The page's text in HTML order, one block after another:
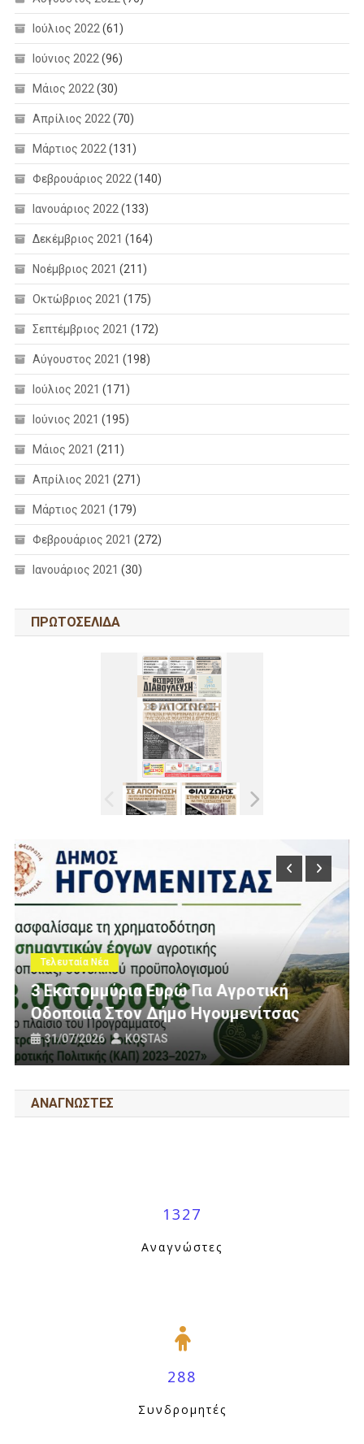
Ιούλιος 2022 (61)
Ιούνιος 2022 (96)
Μάιος 2022 (30)
Απρίλιος 2022 (70)
Μάρτιος 2022 (131)
Φεβρουάριος 2022 (140)
Ιανουάριος 2022 (133)
Δεκέμβριος 2021 (164)
Νοέμβριος 2021 (211)
Οκτώβριος 2021 (175)
Σεπτέμβριος 2021 (172)
Αύγουστος 2021 (198)
Ιούλιος 2021 (171)
Ιούνιος 2021 (195)
Μάιος 2021 (211)
Απρίλιος 2021 (271)
Μάρτιος 2021 (179)
Φεβρουάριος 2021 (272)
Ιανουάριος 2021 (30)
ΠΡΩΤΟΣΕΛΙΔΑ
Τελευταία Νέα
Πολίτες Θεσπρωτίας Ενάντια
Ανεμογεννήτριες: Ποιον
Πανό Μας;
25/07/2026 KOSTAS
ΑΝΑΓΝΩΣΤΕΣ
1327
Αναγνώστες
288
Συνδρομητές